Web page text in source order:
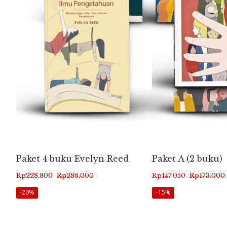
Paket 4 buku Evelyn Reed
Rp286.000
Harga
aslinya
Rp228.800
Harga
saat
-20%
Paket A (2 buku)
Rp173.000
Harga
aslinya
Rp147.050
Harga
saat
-15%